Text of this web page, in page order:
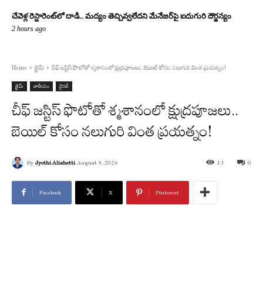
చేవెళ్ల రెస్టారెంట్‌లో దాడి.. మద్యం తెచ్చివ్వలేదని మేనేజర్‌పై ఐదుగురి దౌర్జన్యం
2 hours ago